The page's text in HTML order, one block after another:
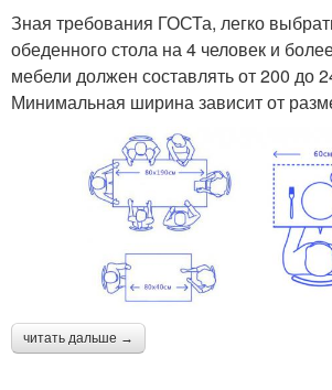
Зная требования ГОСТа, легко
обеденного стола на 4 человек и
мебели должен составлять от 200 до
Минимальная ширина зависит от
читать дальше →